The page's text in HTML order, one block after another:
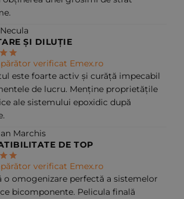
ȘI DILUȚIE
verificat Emex.ro
este foarte activ și curăță impecabil
de lucru. Menține proprietățile
ale sistemului epoxidic după
Marchis
DE TOP
verificat Emex.ro
o omogenizare perfectă a sistemelor
bicomponente. Pelicula finală